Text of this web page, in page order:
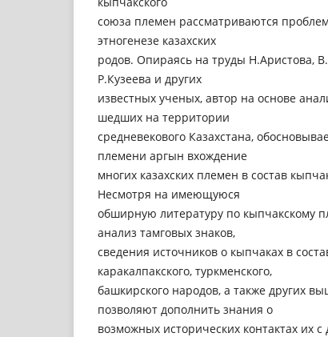
союза племен рассматриваются
этногенезе казахских
родов. Опираясь на труды Н.Аристова,
Р.Кузеева и других
известных ученых, автор на основе
шедших на территории
средневекового Казахстана,
племени аргын вхождение
многих казахских племен в состав
Несмотря на имеющуюся
обширную литературу по кыпчакскому
анализ тамговых знаков,
сведения источников о кыпчаках в
каракалпакского, туркменского,
башкирского народов, а также других
позволяют дополнить знания о
возможных исторических контактах их